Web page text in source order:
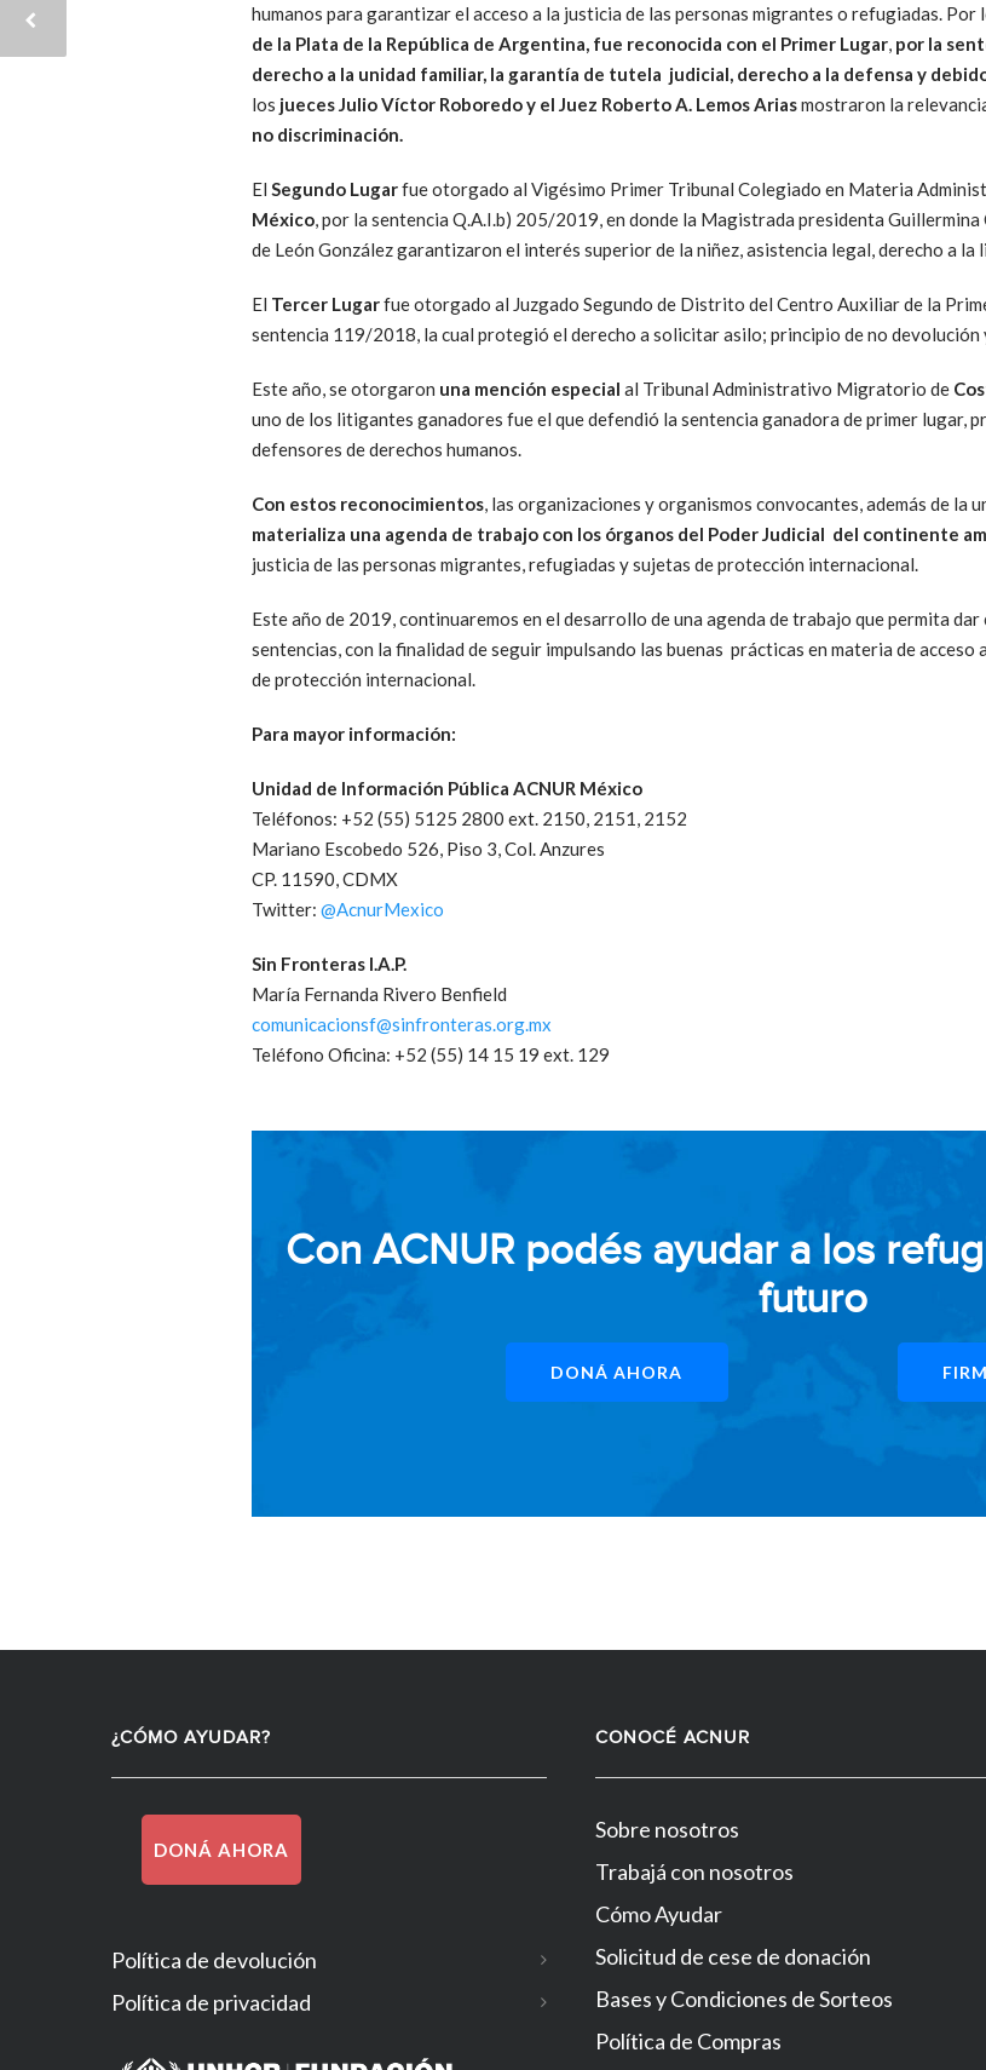
humanos para garantizar el acceso a la justicia de las personas migrantes o refugiadas. Por
de la Plata de la República de Argentina, fue reconocida con el Primer Lugar, por la
derecho a la unidad familiar, la garantía de tutela judicial, derecho a la defensa y
los jueces Julio Víctor Roboredo y el Juez Roberto A. Lemos Ariasmostraron la
no discriminación.
El Segundo Lugarfue otorgado al Vigésimo Primer Tribunal Colegiado en Materia
México, por la sentencia Q.A.I.b) 205/2019, en donde la Magistrada presidenta
de León González garantizaron el interés superior de la niñez, asistencia legal, derecho a
El Tercer Lugarfue otorgado al Juzgado Segundo de Distrito del Centro Auxiliar de la
sentencia 119/2018, la cual protegió el derecho a solicitar asilo; principio de no devolución
Este año, se otorgaron una mención especial al Tribunal Administrativo Migratorio de
uno de los litigantes ganadores fue el que defendió la sentencia ganadora de primer lugar,
defensores de derechos humanos.
Con estos reconocimientos, las organizaciones y organismos convocantes, además de la
materializa una agenda de trabajo con los órganos del Poder Judicial del continente
justicia de las personas migrantes, refugiadas y sujetas de protección internacional.
Este año de 2019, continuaremos en el desarrollo de una agenda de trabajo que permita
sentencias, con la finalidad de seguir impulsando las buenas prácticas en materia de
de protección internacional.
Para mayor información:
Unidad de Información Pública ACNUR México
Teléfonos: +52 (55) 5125 2800 ext. 2150, 2151, 2152
Mariano Escobedo 526, Piso 3, Col. Anzures
CP. 11590, CDMX
Twitter: @AcnurMexico
Sin Fronteras I.A.P.
María Fernanda Rivero Benfield
comunicacionsf@sinfronteras.org.mx
Teléfono Oficina: +52 (55) 14 15 19 ext. 129
Con ACNUR podés ayudar a los
futuro
DONÁ AHORA
¿CÓMO AYUDAR?
DONÁ AHORA
Política de devolución
Política de privacidad
CONOCÉ ACNUR
Sobre nosotros
Trabajá con nosotros
Cómo Ayudar
Solicitud de cese de donación
Bases y Condiciones de Sorteos
Política de Compras